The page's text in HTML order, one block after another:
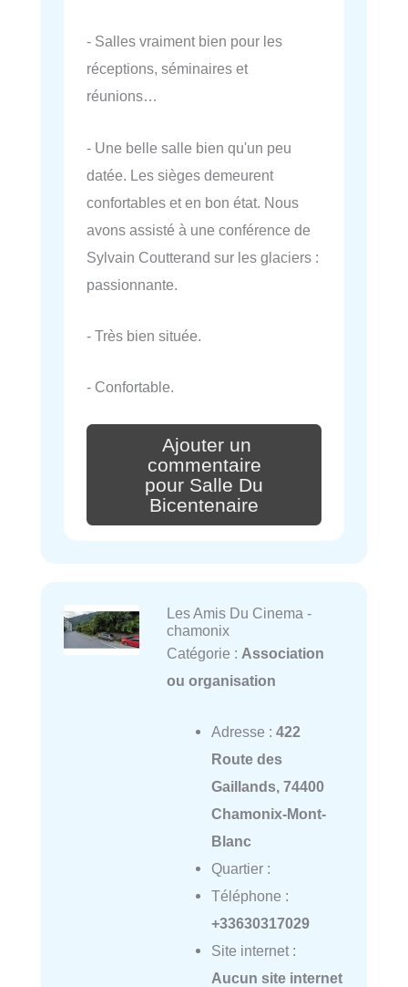
- Salles vraiment bien pour les
réceptions, séminaires et
réunions…
- Une belle salle bien qu'un peu
datée. Les sièges demeurent
confortables et en bon état. Nous
avons assisté à une conférence de
Sylvain Coutterand sur les glaciers :
passionnante.
- Très bien située.
- Confortable.
Ajouter un
commentaire
pour Salle Du
Bicentenaire
Les Amis Du Cinema -
chamonix
Catégorie : Association
ou organisation
Adresse : 422
Route des
Gaillands, 74400
Chamonix-Mont-
Blanc
Quartier :
Téléphone :
+33630317029
Site internet :
Aucun site internet